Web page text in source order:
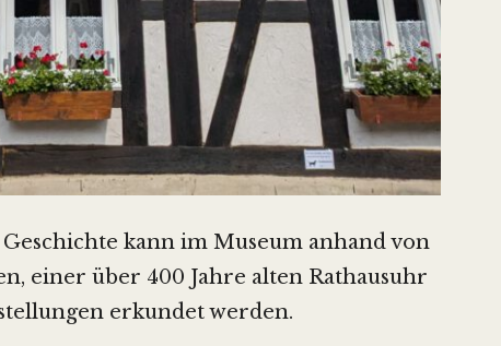
kann im Museum anhand von
einer über 400 Jahre alten Rathausuhr
erkundet werden.